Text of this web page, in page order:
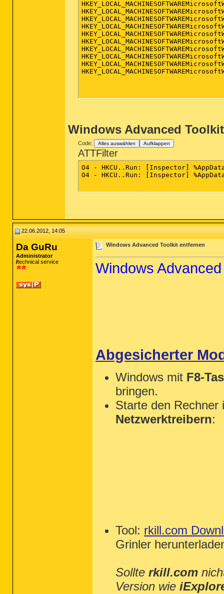
Windows Advanced
Code: Alles auswählen Aufklappen
ATTFilter
O4 - HKCU..Run: [Inspector]
O4 - HKCU..Run: [Inspector]
22.06.2012, 14:05
Da GuRu
Administrator
technical service
Windows Advanced Toolkit entfernen
Windows
Abgesicherter
Windows mit F8-
bringen.
Starte den
Netzwerktreibern:
Tool: rkill.com
Grinler
Sollte rkill.com
Version wie